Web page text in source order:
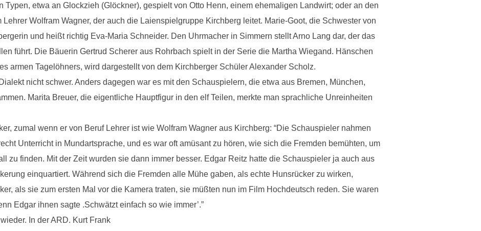
Typen, etwa an Glockzieh (Glöckner), gespielt von Otto Henn, einem ehemaligen Landwirt; oder an den
Lehrer Wolfram Wagner, der auch die Laienspielgruppe Kirchberg leitet. Marie-Goot, die Schwester von
und heißt richtig Eva-Maria Schneider. Den Uhrmacher in Simmern stellt Arno Lang dar, der das
führt. Die Bäuerin Gertrud Scherer aus Rohrbach spielt in der Serie die Martha Wiegand. Hänschen
armen Tagelöhners, wird dargestellt von dem Kirchberger Schüler Alexander Scholz.
nicht schwer. Anders dagegen war es mit den Schauspielern, die etwa aus Bremen, München,
Marita Breuer, die eigentliche Hauptfigur in den elf Teilen, merkte man sprachliche Unreinheiten
zumal wenn er von Beruf Lehrer ist wie Wolfram Wagner aus Kirchberg: “Die Schauspieler nahmen
Unterricht in Mundartsprache, und es war oft amüsant zu hören, wie sich die Fremden bemühten, um
zu finden. Mit der Zeit wurden sie dann immer besser. Edgar Reitz hatte die Schauspieler ja auch aus
einquartiert. Während sich die Fremden alle Mühe gaben, als echte Hunsrücker zu wirken,
als sie zum ersten Mal vor die Kamera traten, sie müßten nun im Film Hochdeutsch reden. Sie waren
Edgar ihnen sagte .Schwätzt einfach so wie immer’.”
In der ARD. Kurt Frank